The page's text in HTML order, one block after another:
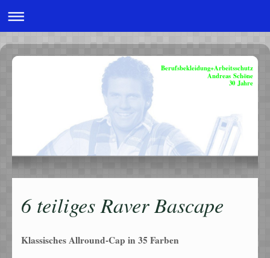
Berufsbekleidung+Arbeitsschutz
Andreas Schöne
30 Jahre
6 teiliges Raver Bascape
Klassisches Allround-Cap in 35 Farben